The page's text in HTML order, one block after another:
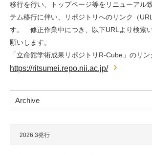
移行を行い、トップページ等をリニューアル
テム移行に伴い、リポジトリへのリンク（
す。 修正作業中につき、以下URLより検索
願いします。
「立命館学術成果リポジトリR-Cube」のリン
https://ritsumei.repo.nii.ac.jp/
Archive
2026.3発行